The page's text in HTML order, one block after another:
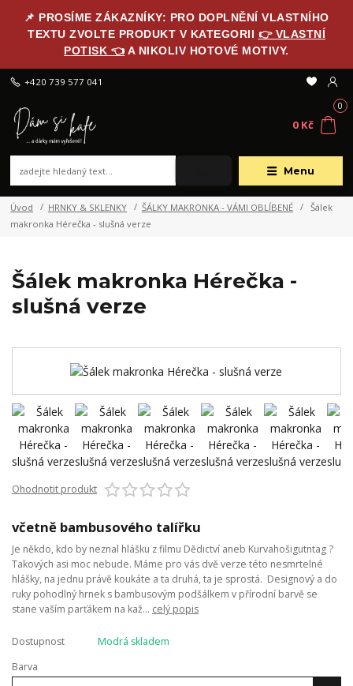
📌 PROSÍME ZÁKAZNÍKY: PRO DOPLNĚNÍ VLASTNÍHO
TEXTU ZVOLTE PRODUKT V KATEGORII 👉 VLASTNÍ
POTISK 👈 A NIKOLIV HOTOVÉ MOTIVY.
Menu
+420 739 577 041
0
0 Kč
Úvod HRNKY & SKLENKY ŠÁLKY MAKRONKA - VÁMI OBLÍBENÉ
Šálek
makronka Hérečka - slušná verze
Šálek makronka Hérečka -
slušná verze
Ohodnotit produkt
včetně bambusového talířku
Je někdo, kdo by neznal hlášku z filmu Dědictví aneb Kurvahošigutntag ?
Takových asi moc nebude. Máme pro vás dvě verze této nesmrtelné
hlášky, na jednu právě koukáte a ta druhá, ta je sprostá. Designový a do
ruky pohodlný hrnek s bambusovým podšálkem v přírodní barvě se
stane vaším parťákem na kaž... celý popis
Dostupnost
Modrá skladem
Barva